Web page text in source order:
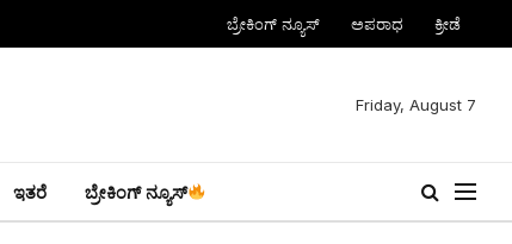
ಬ್ರೇಕಿಂಗ್ ನ್ಯೂಸ್ ಅಪರಾಧ ಕ್ರೀಡೆ
Friday, August 7
ಇತರೆ ಬ್ರೇಕಿಂಗ್ ನ್ಯೂಸ್